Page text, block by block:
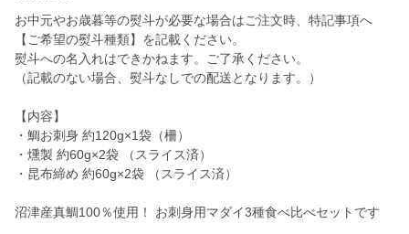
お中元やお歳暮等の熨斗が必要な場合はご注文時、特記事項へ
【ご希望の熨斗種類】を記載ください。
熨斗への名入れはできかねます。ご了承ください。
（記載のない場合、熨斗なしでの配送となります。）
【内容】
・鯛お刺身 約120g×1袋（柵）
・燻製 約60g×2袋 （スライス済）
・昆布締め 約60g×2袋 （スライス済）
沼津産真鯛100％使用！ お刺身用マダイ3種食べ比べセットです